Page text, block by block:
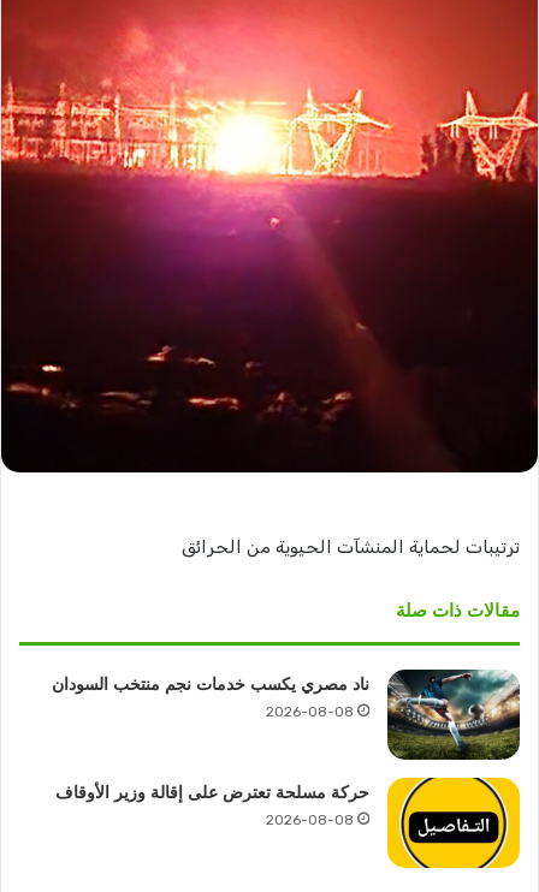
ترتيبات لحماية المنشآت الحيوية من الحرائق
مقالات ذات صلة
ناد مصري يكسب خدمات نجم منتخب السودان
2026-08-08
حركة مسلحة تعترض على إقالة وزير الأوقاف
2026-08-08